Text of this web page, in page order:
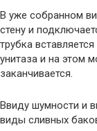
В уже собранном
стену и
трубка
унитаза и на этом
заканчивается.
Ввиду шумности и
виды сливных